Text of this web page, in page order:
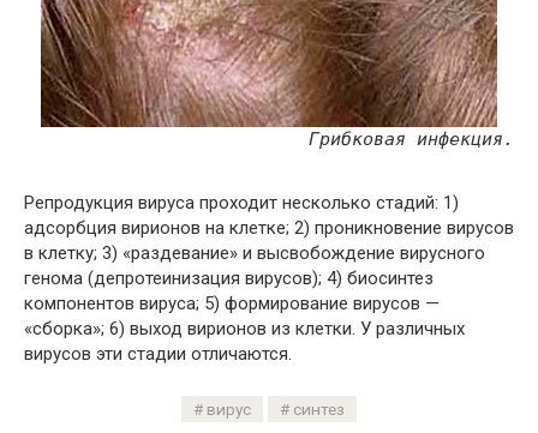
Грибковая инфекция.
Репродукция вируса проходит несколько стадий: 1)
адсорбция вирионов на клетке; 2) проникновение вирусов
в клетку; 3) «раздевание» и высвобождение вирусного
генома (депротеинизация вирусов); 4) биосинтез
компонентов вируса; 5) формирование вирусов —
«сборка»; 6) выход вирионов из клетки. У различных
вирусов эти стадии отличаются.
вирус синтез